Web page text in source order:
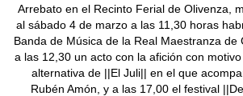
Arrebato en el Recinto Ferial de Olivenza,
al sábado 4 de marzo a las 11,30 horas
Banda de Música de la Real Maestranza de
a las 12,30 un acto con la afición con
alternativa de ||El Juli|| en el que
Rubén Amón, y a las 17,00 el festival